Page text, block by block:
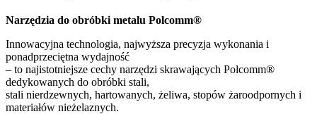
Narzędzia do obróbki metalu Polcomm®
Innowacyjna technologia, najwyższa precyzja wykonania i
ponadprzeciętna wydajność
– to najistotniejsze cechy narzędzi skrawających Polcomm®
dedykowanych do obróbki stali,
stali nierdzewnych, hartowanych, żeliwa, stopów żaroodpornych i
materiałów nieżelaznych.